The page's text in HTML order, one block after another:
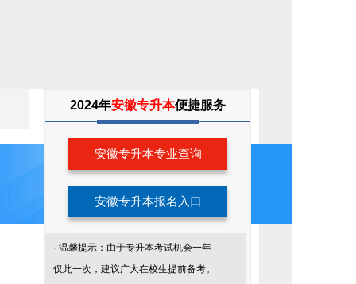
2024年安徽专升本便捷服务
安徽专升本专业查询
安徽专升本报名入口
· 温馨提示：由于专升本考试机会一年
仅此一次，建议广大在校生提前备考。
生